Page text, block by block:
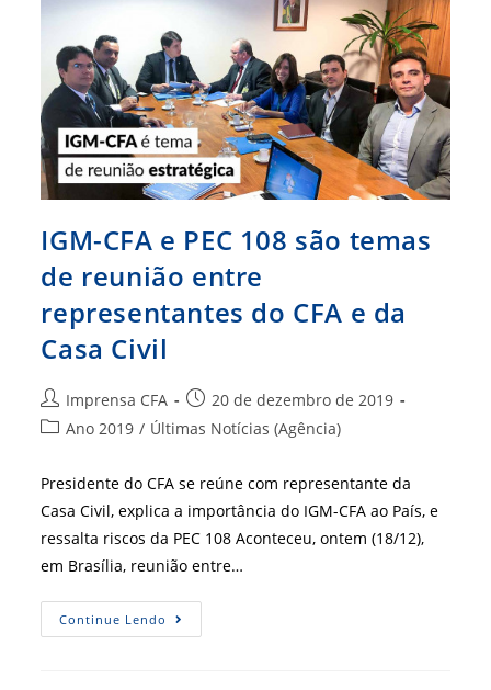
IGM-CFA e PEC 108 são temas
de reunião entre
representantes do CFA e da
Casa Civil
Autor
do
Imprensa CFA
Post
publicado:
20 de dezembro de 2019
Categoria
post:
Ano 2019 / Últimas Notícias (Agência)
Presidente do CFA se reúne com representante da
Casa Civil, explica a importância do IGM-CFA ao País, e
ressalta riscos da PEC 108 Aconteceu, ontem (18/12),
em Brasília, reunião entre…
Continue Lendo IGM-
CFA